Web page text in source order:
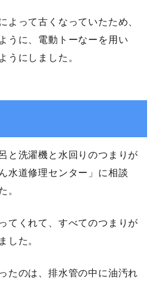
よって古くなっていたため、
うに、電動トーなーを用い
うにしました。
と洗濯機と水回りのつまりが
水道修理センター」に相談
。
てくれて、すべてのつまりが
した。
たのは、排水管の中に油汚れ